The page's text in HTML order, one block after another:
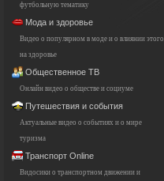
футбольную тематику
Мода и здоровье
Видео о популярном в моде и о влиянии этого
на здоровье
Общественное ТВ
Онлайн видео о обществе и социуме
Путешествия и события
Актуальные видео о событиях и о мире
туризма
Транспорт Online
Видосики о транспортном движении и